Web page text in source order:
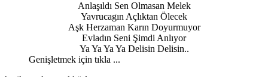
Anlaşıldı Sen Olmasan Melek
Yavrucagın Açlıktan Ölecek
Aşk Herzaman Karın Doyurmuyor
Evladın Seni Şimdi Anlıyor
Ya Ya Ya Ya Delisin Delisin..​
Genişletmek için tıkla ...